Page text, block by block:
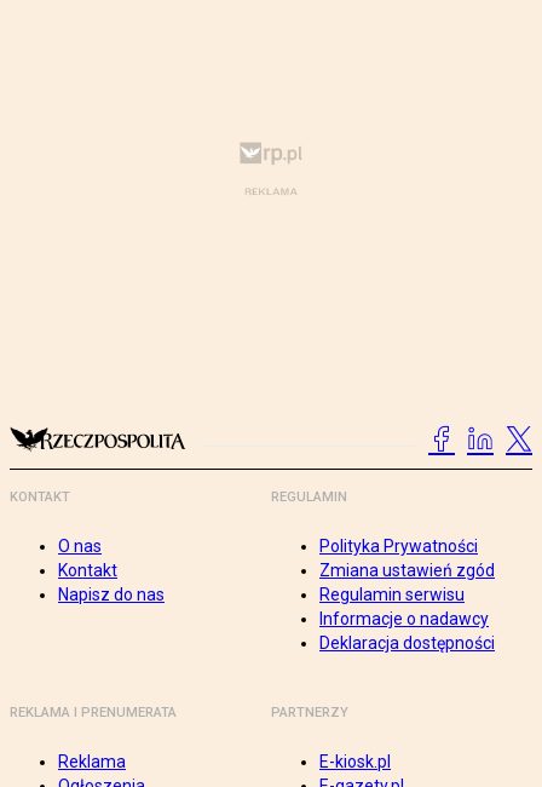
KONTAKT
O nas
Kontakt
Napisz do nas
REGULAMIN
Polityka Prywatności
Zmiana ustawień zgód
Regulamin serwisu
Informacje o nadawcy
Deklaracja dostępności
REKLAMA I PRENUMERATA
Reklama
PARTNERZY
E-kiosk.pl